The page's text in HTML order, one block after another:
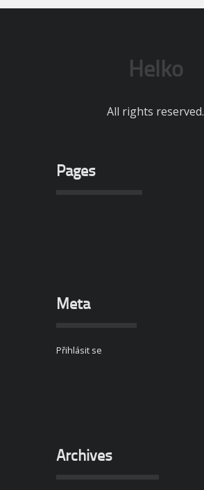
Helko
All rights reserved.
Pages
Meta
Přihlásit se
Archives